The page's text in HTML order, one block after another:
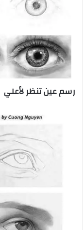
رسم عين تنظر لأعلي